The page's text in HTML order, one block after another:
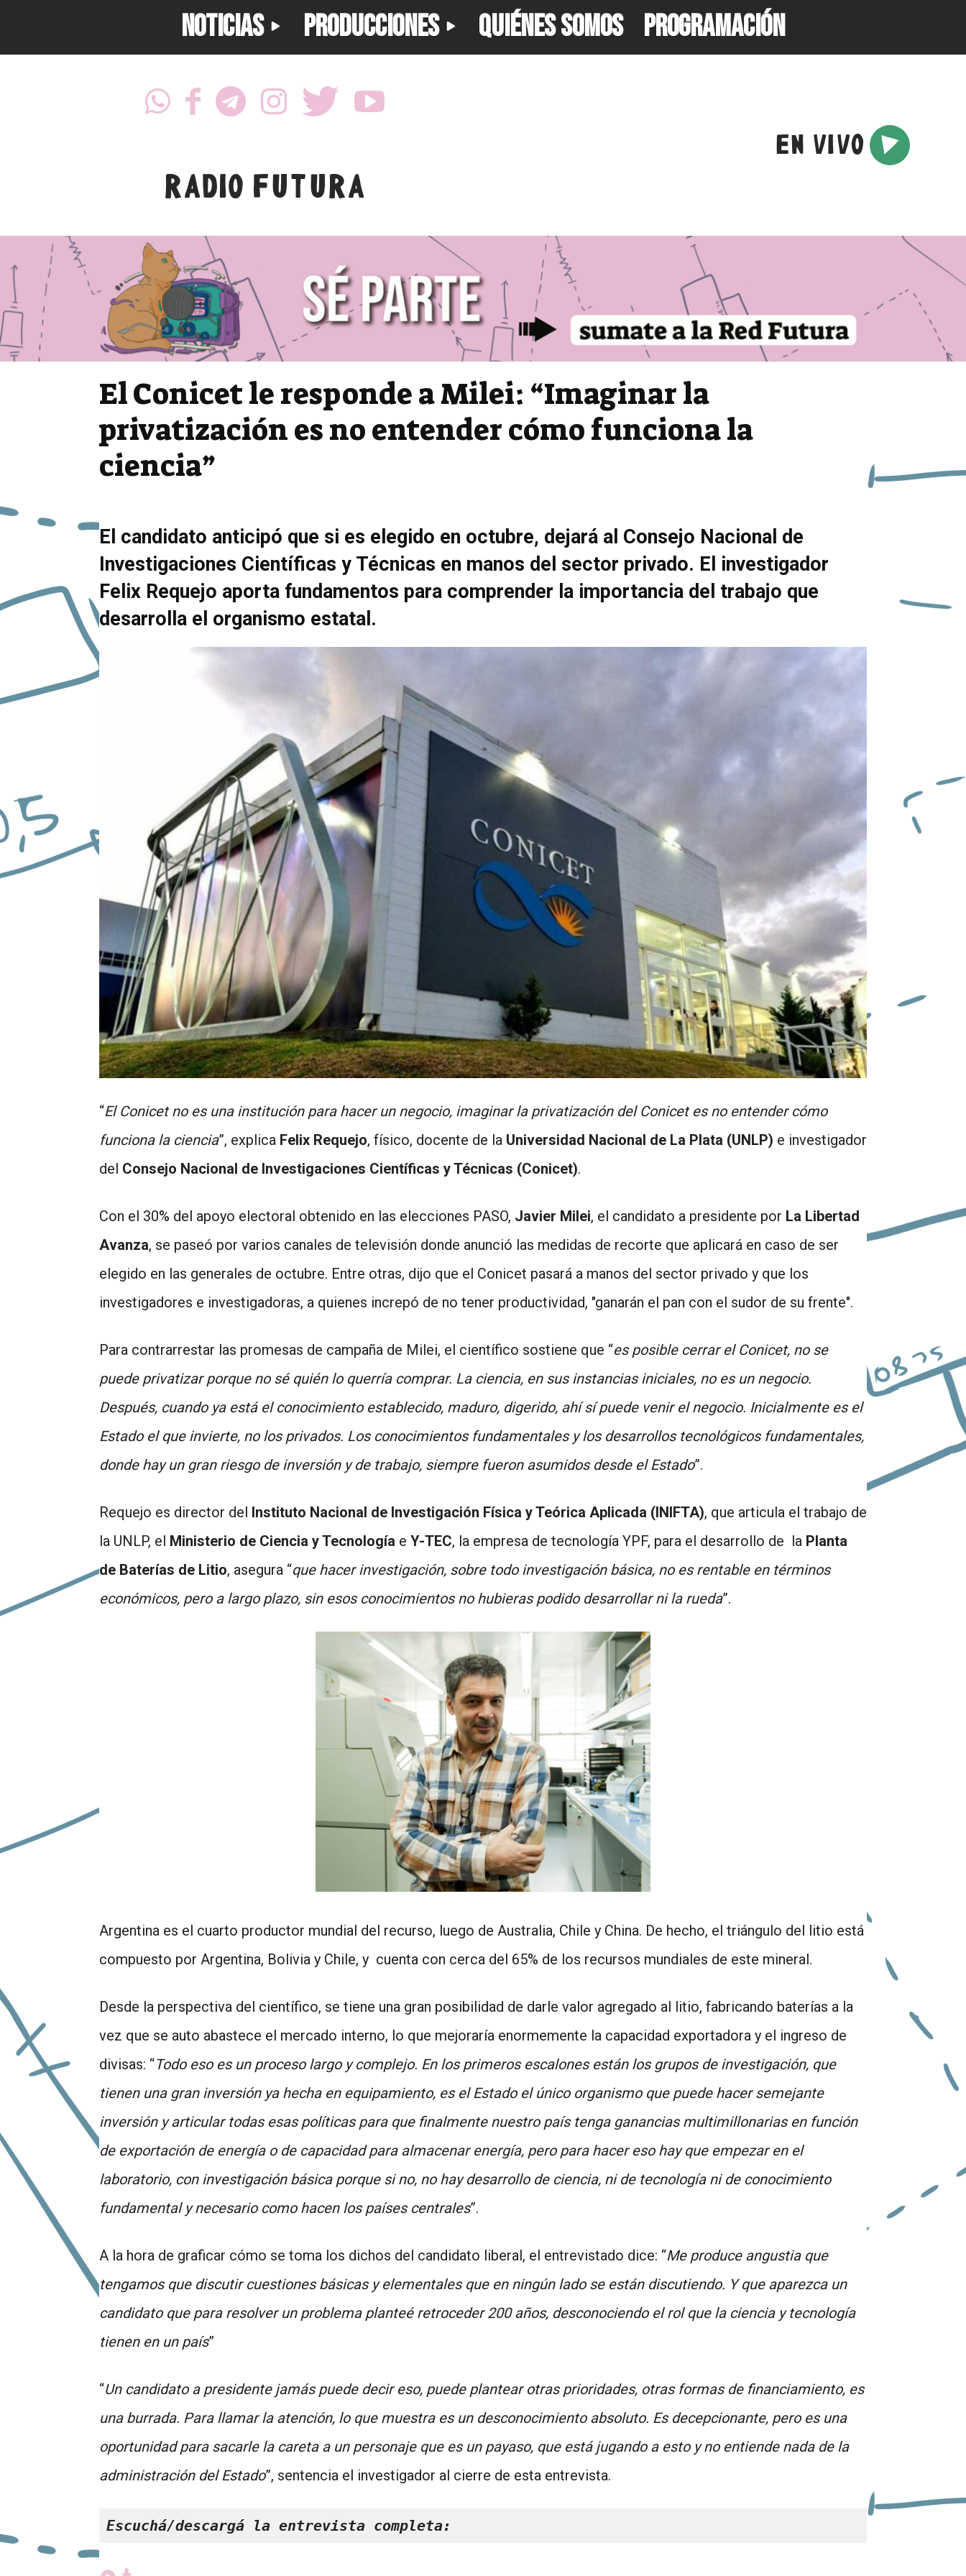
NOTICIAS PRODUCCIONES QUIÉNES SOMOS PROGRAMACIÓN
RADIO FUTURA
EN VIVO
El Conicet le responde a Milei: “Imaginar la
privatización es no entender cómo funciona la
ciencia”
El candidato anticipó que si es elegido en octubre, dejará al Consejo Nacional de
Investigaciones Científicas y Técnicas en manos del sector privado. El investigador
Felix Requejo aporta fundamentos para comprender la importancia del trabajo que
desarrolla el organismo estatal.
“El Conicet no es una institución para hacer un negocio, imaginar la privatización del Conicet es no entender cómo
funciona la ciencia”, explica Felix Requejo, físico, docente de la Universidad Nacional de La Plata (UNLP) e investigador
del Consejo Nacional de Investigaciones Científicas y Técnicas (Conicet).
Con el 30% del apoyo electoral obtenido en las elecciones PASO, Javier Milei, el candidato a presidente por La Libertad
Avanza, se paseó por varios canales de televisión donde anunció las medidas de recorte que aplicará en caso de ser
elegido en las generales de octubre. Entre otras, dijo que el Conicet pasará a manos del sector privado y que los
investigadores e investigadoras, a quienes increpó de no tener productividad, "ganarán el pan con el sudor de su frente".
Para contrarrestar las promesas de campaña de Milei, el científico sostiene que “es posible cerrar el Conicet, no se
puede privatizar porque no sé quién lo querría comprar. La ciencia, en sus instancias iniciales, no es un negocio.
Después, cuando ya está el conocimiento establecido, maduro, digerido, ahí sí puede venir el negocio. Inicialmente es el
Estado el que invierte, no los privados. Los conocimientos fundamentales y los desarrollos tecnológicos fundamentales,
donde hay un gran riesgo de inversión y de trabajo, siempre fueron asumidos desde el Estado”.
Requejo es director del Instituto Nacional de Investigación Física y Teórica Aplicada (INIFTA), que articula el trabajo de
la UNLP, el Ministerio de Ciencia y Tecnología e Y-TEC, la empresa de tecnología YPF, para el desarrollo de la Planta
de Baterías de Litio, asegura “que hacer investigación, sobre todo investigación básica, no es rentable en términos
económicos, pero a largo plazo, sin esos conocimientos no hubieras podido desarrollar ni la rueda”.
Argentina es el cuarto productor mundial del recurso, luego de Australia, Chile y China. De hecho, el triángulo del litio está
compuesto por Argentina, Bolivia y Chile, y cuenta con cerca del 65% de los recursos mundiales de este mineral.
Desde la perspectiva del científico, se tiene una gran posibilidad de darle valor agregado al litio, fabricando baterías a la
vez que se auto abastece el mercado interno, lo que mejoraría enormemente la capacidad exportadora y el ingreso de
divisas: “Todo eso es un proceso largo y complejo. En los primeros escalones están los grupos de investigación, que
tienen una gran inversión ya hecha en equipamiento, es el Estado el único organismo que puede hacer semejante
inversión y articular todas esas políticas para que finalmente nuestro país tenga ganancias multimillonarias en función
de exportación de energía o de capacidad para almacenar energía, pero para hacer eso hay que empezar en el
laboratorio, con investigación básica porque si no, no hay desarrollo de ciencia, ni de tecnología ni de conocimiento
fundamental y necesario como hacen los países centrales”.
A la hora de graficar cómo se toma los dichos del candidato liberal, el entrevistado dice: “Me produce angustia que
tengamos que discutir cuestiones básicas y elementales que en ningún lado se están discutiendo. Y que aparezca un
candidato que para resolver un problema planteé retroceder 200 años, desconociendo el rol que la ciencia y tecnología
tienen en un país”
“Un candidato a presidente jamás puede decir eso, puede plantear otras prioridades, otras formas de financiamiento, es
una burrada. Para llamar la atención, lo que muestra es un desconocimiento absoluto. Es decepcionante, pero es una
oportunidad para sacarle la careta a un personaje que es un payaso, que está jugando a esto y no entiende nada de la
administración del Estado”, sentencia el investigador al cierre de esta entrevista.
Escuchá/descargá la entrevista completa: